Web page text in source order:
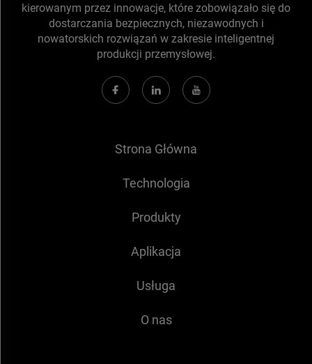
kierowanym przez innowacje, które zobowiązało się do
dostarczania bezpiecznych, niezawodnych i
nowatorskich rozwiązań w zakresie inteligentnej
produkcji przemysłowej.
Strona Główna
Technologia
Produkty
Aplikacja
Usługa
O nas